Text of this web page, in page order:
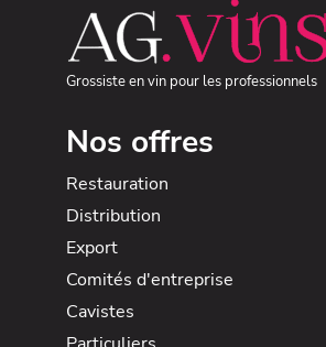
Grossiste en vin pour les professionnels
Nos offres
Restauration
Distribution
Export
Comités d'entreprise
Cavistes